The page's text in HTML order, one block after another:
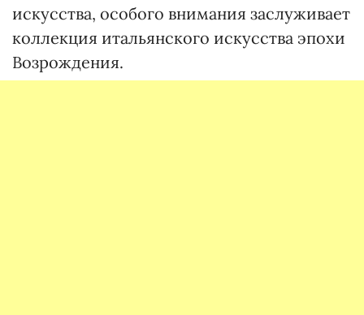
искусства, особого внимания заслуживает
коллекция итальянского искусства эпохи
Возрождения.